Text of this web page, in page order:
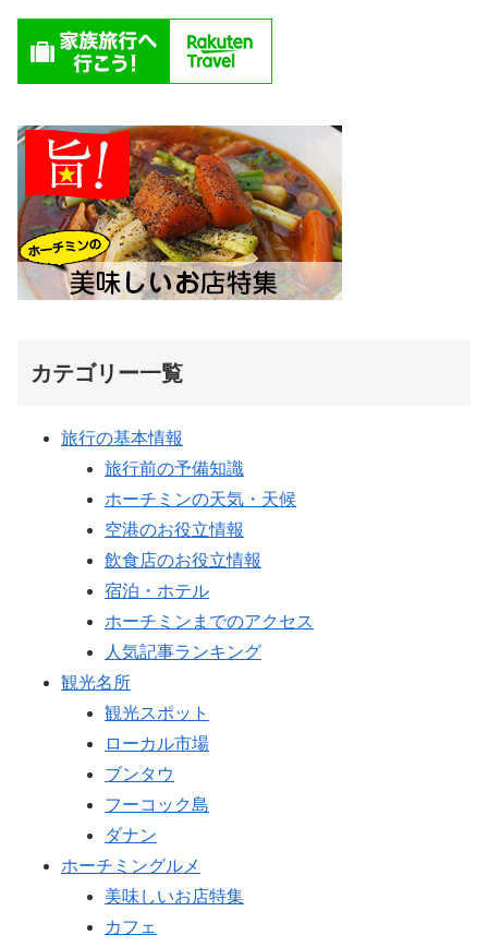
カテゴリー一覧
旅行の基本情報
旅行前の予備知識
ホーチミンの天気・天候
空港のお役立情報
飲食店のお役立情報
宿泊・ホテル
ホーチミンまでのアクセス
人気記事ランキング
観光名所
観光スポット
ローカル市場
ブンタウ
フーコック島
ダナン
ホーチミングルメ
美味しいお店特集
カフェ